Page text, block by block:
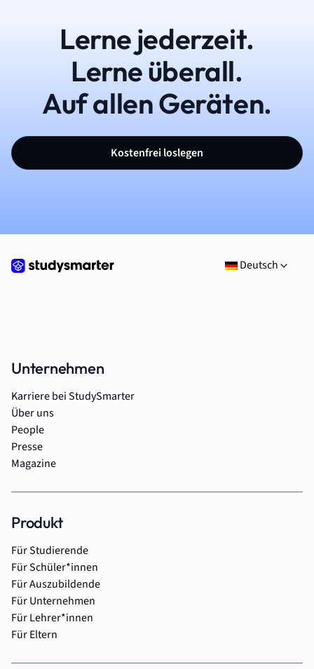
Lerne jederzeit.
Lerne überall.
Auf allen Geräten.
Kostenfrei loslegen
Deutsch
Unternehmen
Karriere bei StudySmarter
Über uns
People
Presse
Magazine
Produkt
Für Studierende
Für Schüler*innen
Für Auszubildende
Für Unternehmen
Für Lehrer*innen
Für Eltern